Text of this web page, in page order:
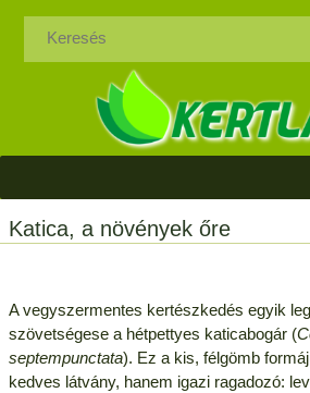
Katica, a növények őre
A vegyszermentes kertészkedés egyik
szövetségese a hétpettyes katicabogár (
septempunctata). Ez a kis, félgömb
kedves látvány, hanem igazi ragadozó: